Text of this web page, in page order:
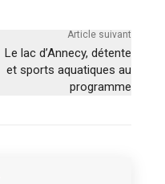
Article suivant
Le lac d’Annecy, détente
et sports aquatiques au
programme